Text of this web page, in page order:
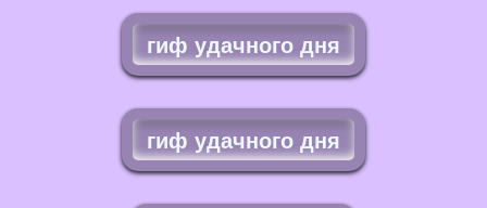
гиф удачного дня
гиф удачного дня